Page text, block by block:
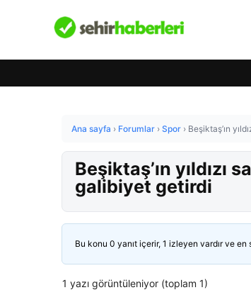
Ana sayfa › Forumlar › Spor › Beşiktaş’ın
Beşiktaş’ın yıldızı
galibiyet getirdi
Bu konu 0 yanıt içerir, 1 izleyen vardır ve en
1 yazı görüntüleniyor (toplam 1)